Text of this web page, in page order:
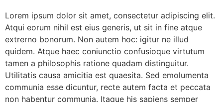
Lorem ipsum dolor sit amet, consectetur adipiscing elit.
Atqui eorum nihil est eius generis, ut sit in fine atque
extrerno bonorum. Non autem hoc: igitur ne illud
quidem. Atque haec coniunctio confusioque virtutum
tamen a philosophis ratione quadam distinguitur.
Utilitatis causa amicitia est quaesita. Sed emolumenta
communia esse dicuntur, recte autem facta et peccata
non habentur communia. Itaque his sapiens semper